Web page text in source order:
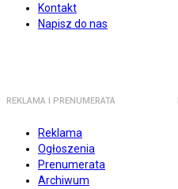
Kontakt
Napisz do nas
REKLAMA I PRENUMERATA
Reklama
Ogłoszenia
Prenumerata
Archiwum